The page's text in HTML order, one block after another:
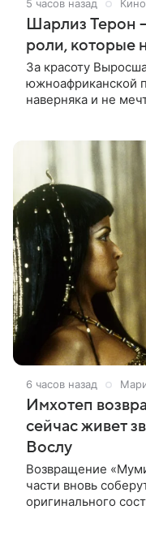
5 часов назад
Шарлиз Терон
роли, которые
За красоту
южноафриканской
наверняка и не
6 часов назад
Имхотеп
сейчас живет
Вослу
Возвращение
части вновь
оригинального